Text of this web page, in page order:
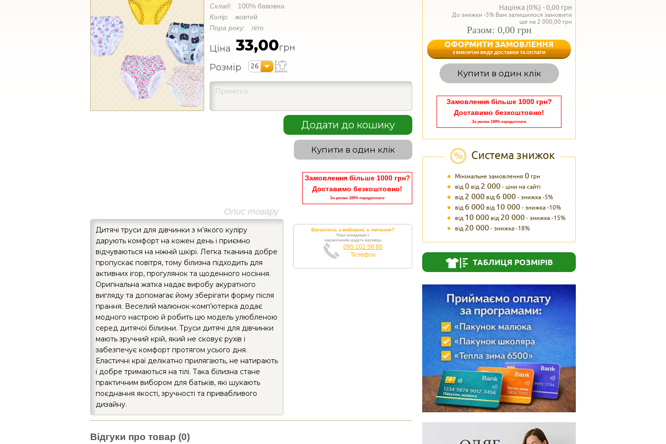
Націнка (0%) -0,00 грн
До знижки -5% Вам залишилося замовити
ще на 2 000,00 грн
Разом: 0,00 грн
ОФОРМИТИ ЗАМОВЛЕННЯ
З ВИБОРОМ ВИДУ ДОСТАВКИ ТА ОПЛАТИ
Купити в один клік
Замовлення більше 1000 грн?
Доставимо безкоштовно!
За умови 100% передоплати
Система знижок
Мінімальне замовлення 0 грн
від0 від 2 000- ціни на сайті
від 2 000 від 6 000- знижка -5%
від 6 000 від 10 000- знижка -10%
від 10 000 від 20 000- знижка -15%
від 20 000- знижка -18%
ТАБЛИЦЯ РОЗМІРІВ
Склад: 100% бавовна
Колір: жовтий
Пора року: літо
Ціна 33,00грн
Розмір
26
Додати до кошику
Купити в один клік
Замовлення більше 1000 грн?
Доставимо безкоштовно!
За умови 100% передоплати
Опис товару
Дитячі труси для дівчинки з м’якого куліру
дарують комфорт на кожен день і приємно
відчуваються на ніжній шкірі. Легка тканина добре
пропускає повітря, тому білизна підходить для
активних ігор, прогулянок та щоденного носіння.
Оригінальна жатка надає виробу акуратного
вигляду та допомагає йому зберігати форму після
прання. Веселий малюнок-комп’ютерка додає
модного настрою й робить цю модель улюбленою
серед дитячої білизни. Труси дитячі для дівчинки
мають зручний крій, який не сковує рухів і
забезпечує комфорт протягом усього дня.
Еластичні краї делікатно прилягають, не натирають
і добре тримаються на тілі. Така білизна стане
практичним вибором для батьків, які шукають
поєднання якості, зручності та привабливого
дизайну.
Вагаєтесь з вибором, є питання?
Наші менеджери з
задоволенням дадуть відповідь
095 102 58 80
Телефон
Відгуки про товар (0)